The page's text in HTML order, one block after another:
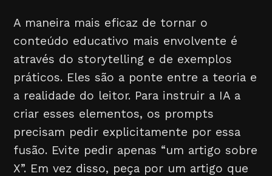
A maneira mais eficaz de tornar o
conteúdo educativo mais envolvente é
através do storytelling e de exemplos
práticos. Eles são a ponte entre a teoria e
a realidade do leitor. Para instruir a IA a
criar esses elementos, os prompts
precisam pedir explicitamente por essa
fusão. Evite pedir apenas “um artigo sobre
X”. Em vez disso, peça por um artigo que